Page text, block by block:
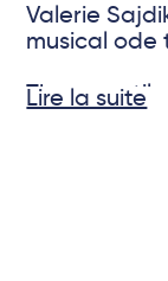
Valerie
musical ode
The
Occitanie
surprises
Lire la suite